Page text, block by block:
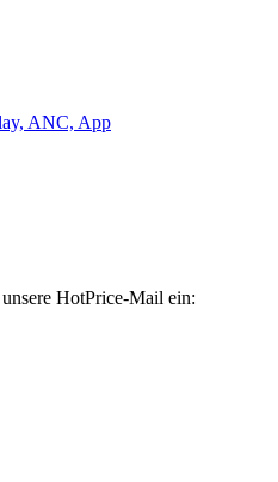
ANC, App
HotPrice-Mail ein: